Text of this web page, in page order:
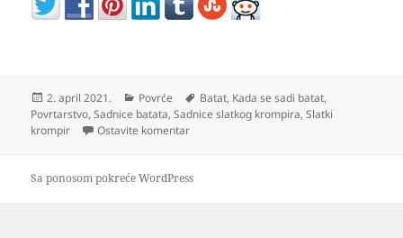
Objavljeno
2. april 2021. Kategorije
Povrće Oznake
Batat, Kada se sadi batat,
Povrtarstvo,Sadnice batata,Sadnice slatkog krompira,Slatki
krompir
Ostavite komentarna UZGOJ SLATKOG KROMPIRA: Evo
Sa ponosom pokreće WordPress